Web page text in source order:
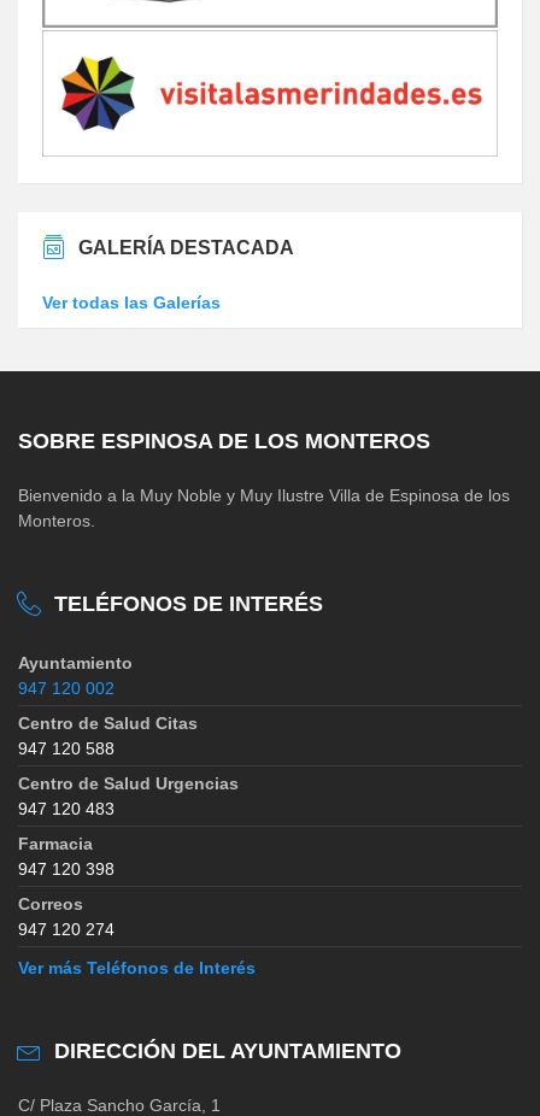
GALERÍA DESTACADA
Ver todas las Galerías
SOBRE ESPINOSA DE LOS MONTEROS
Bienvenido a la Muy Noble y Muy Ilustre Villa de Espinosa de los
Monteros.
TELÉFONOS DE INTERÉS
Ayuntamiento
947 120 002
Centro de Salud Citas
947 120 588
Centro de Salud Urgencias
947 120 483
Farmacia
947 120 398
Correos
947 120 274
Ver más Teléfonos de Interés
DIRECCIÓN DEL AYUNTAMIENTO
C/ Plaza Sancho García, 1